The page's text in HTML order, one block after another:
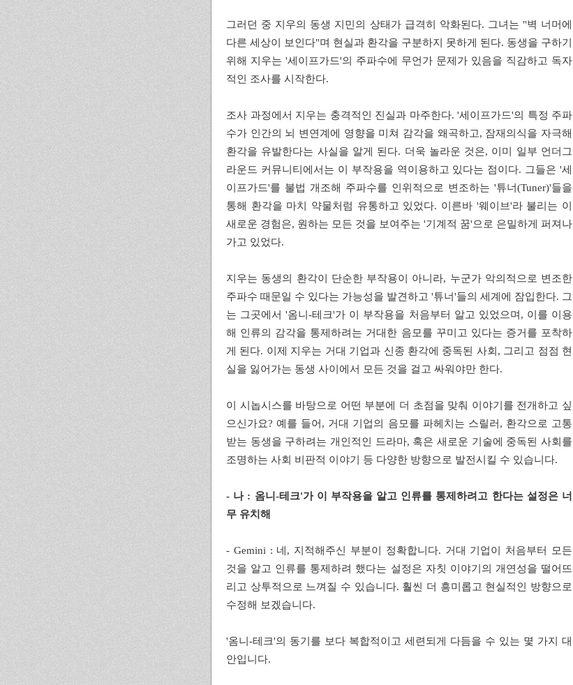
그러던 중 지우의 동생 지민의 상태가 급격히 악화된다. 그녀는 "벽 너머에
다른 세상이 보인다"며 현실과 환각을 구분하지 못하게 된다. 동생을 구하기
위해 지우는 '세이프가드'의 주파수에 무언가 문제가 있음을 직감하고 독자
적인 조사를 시작한다.
조사 과정에서 지우는 충격적인 진실과 마주한다. '세이프가드'의 특정 주파
수가 인간의 뇌 변연계에 영향을 미쳐 감각을 왜곡하고, 잠재의식을 자극해
환각을 유발한다는 사실을 알게 된다. 더욱 놀라운 것은, 이미 일부 언더그
라운드 커뮤니티에서는 이 부작용을 역이용하고 있다는 점이다. 그들은 '세
이프가드'를 불법 개조해 주파수를 인위적으로 변조하는 '튜너(Tuner)'들을
통해 환각을 마치 약물처럼 유통하고 있었다. 이른바 '웨이브'라 불리는 이
새로운 경험은, 원하는 모든 것을 보여주는 '기계적 꿈'으로 은밀하게 퍼져나
가고 있었다.
지우는 동생의 환각이 단순한 부작용이 아니라, 누군가 악의적으로 변조한
주파수 때문일 수 있다는 가능성을 발견하고 '튜너'들의 세계에 잠입한다. 그
는 그곳에서 '옴니-테크'가 이 부작용을 처음부터 알고 있었으며, 이를 이용
해 인류의 감각을 통제하려는 거대한 음모를 꾸미고 있다는 증거를 포착하
게 된다. 이제 지우는 거대 기업과 신종 환각에 중독된 사회, 그리고 점점 현
실을 잃어가는 동생 사이에서 모든 것을 걸고 싸워야만 한다.
이 시놉시스를 바탕으로 어떤 부분에 더 초점을 맞춰 이야기를 전개하고 싶
으신가요? 예를 들어, 거대 기업의 음모를 파헤치는 스릴러, 환각으로 고통
받는 동생을 구하려는 개인적인 드라마, 혹은 새로운 기술에 중독된 사회를
조명하는 사회 비판적 이야기 등 다양한 방향으로 발전시킬 수 있습니다.
- 나 : 옴니-테크'가 이 부작용을 알고 인류를 통제하려고 한다는 설정은 너
무 유치해
- Gemini : 네, 지적해주신 부분이 정확합니다. 거대 기업이 처음부터 모든
것을 알고 인류를 통제하려 했다는 설정은 자칫 이야기의 개연성을 떨어뜨
리고 상투적으로 느껴질 수 있습니다. 훨씬 더 흥미롭고 현실적인 방향으로
수정해 보겠습니다.
'옴니-테크'의 동기를 보다 복합적이고 세련되게 다듬을 수 있는 몇 가지 대
안입니다.